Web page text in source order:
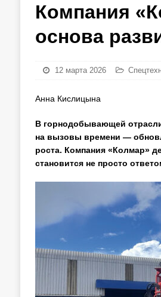
Компания
основа
12 марта 2026
Анна Кислицына
В горнодобывающей
на вызовы времени —
роста. Компания «Колмар»
становится не просто